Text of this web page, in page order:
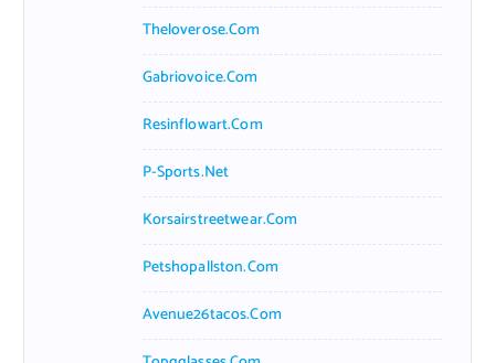
Theloverose.com
Gabriovoice.com
Resinflowart.com
P-Sports.net
Korsairstreetwear.com
Petshopallston.com
Avenue26tacos.com